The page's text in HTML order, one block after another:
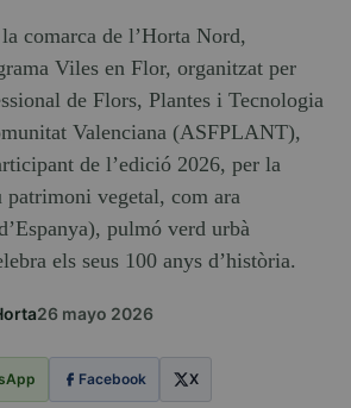
comarca de l’Horta Nord,
Viles en Flor, organitzat per
de Flors, Plantes i Tecnologia
Valenciana (ASFPLANT),
de l’edició 2026, per la
patrimoni vegetal, com ara
pulmó verd urbà
els seus 100 anys d’història.
26 mayo 2026
Facebook X